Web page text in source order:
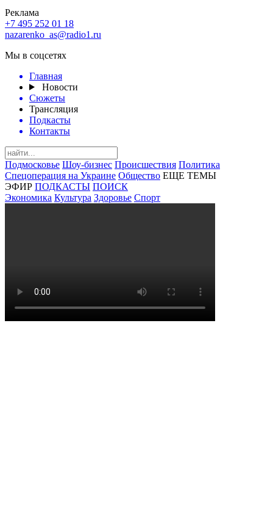
Реклама
+7 495 252 01 18
nazarenko_as@radio1.ru
Мы в соцсетях
Главная
Новости
Сюжеты
Трансляция
Подкасты
Контакты
Подмосковье Шоу-бизнес Происшествия Политика
Спецоперация на Украине Общество ЕЩЕ ТЕМЫ
ЭФИР ПОДКАСТЫ ПОИСК
Экономика Культура Здоровье Спорт